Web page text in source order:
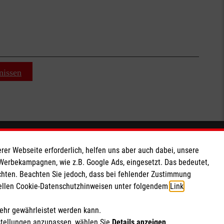
Soziale Netzwerke
Webseite erforderlich, helfen uns aber auch dabei, unsere
wie z.B. Google Ads, eingesetzt. Das bedeutet,
Beachten Sie jedoch, dass bei fehlender Zustimmung
Cookie-Datenschutzhinweisen unter folgendem Link
gewährleistet werden kann.